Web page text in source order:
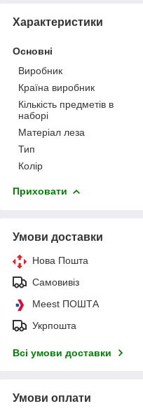
Характеристики
Основні
Виробник
Країна виробник
Кількість предметів в
наборі
Матеріал леза
Тип
Колір
Приховати
Умови доставки
Нова Пошта
Самовивіз
Meest ПОШТА
Укрпошта
Всі умови доставки
Умови оплати